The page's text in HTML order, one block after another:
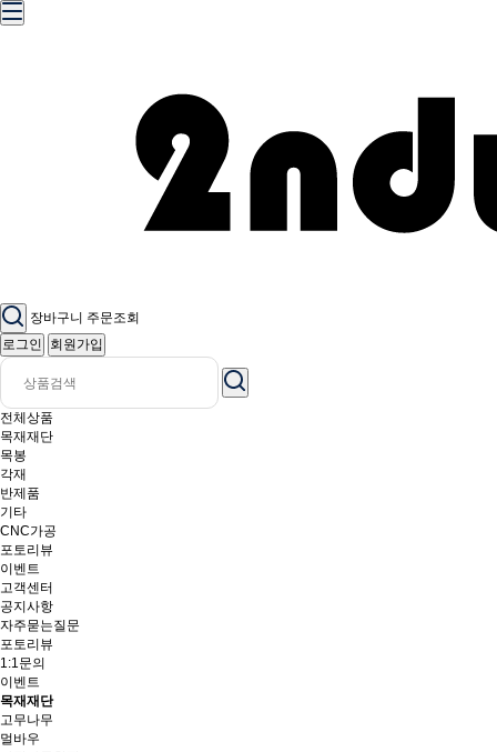
장바구니 주문조회
로그인
회원가입
전체상품
목재재단
목봉
각재
반제품
기타
CNC가공
포토리뷰
이벤트
고객센터
공지사항
자주묻는질문
포토리뷰
1:1문의
이벤트
목재재단
고무나무
멀바우